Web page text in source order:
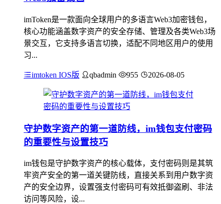
imToken是一款面向全球用户的多语言Web3加密钱包，
核心功能涵盖数字资产的安全存储、管理及各类Web3场
景交互，它支持多语言切换，适配不同地区用户的使用
习...
imtoken IOS版 qbadmin 955 2026-08-05
守护数字资产的第一道防线，im钱包支付密码
的重要性与设置技巧
im钱包是守护数字资产的核心载体，支付密码则是其筑
牢资产安全的第一道关键防线，直接关系到用户数字资
产的安全边界，设置强支付密码可有效抵御盗刷、非法
访问等风险，设...